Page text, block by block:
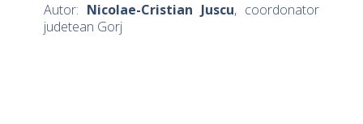
Autor: Nicolae-Cristian Juscu, coordonator
judetean Gorj